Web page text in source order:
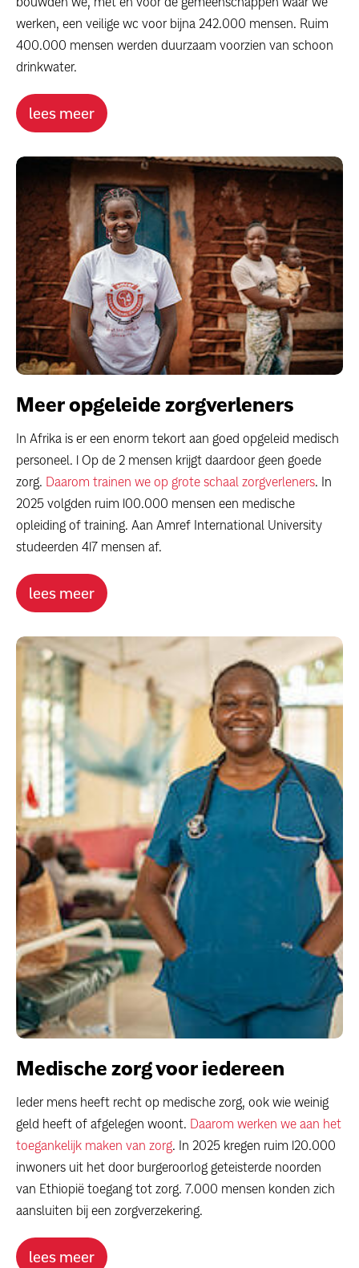
werken, een veilige wc voor bijna 242.000 mensen. Ruim
400.000 mensen werden duurzaam voorzien van schoon
drinkwater.
lees meer
Meer opgeleide zorgverleners
In Afrika is er een enorm tekort aan goed opgeleid medisch
personeel. 1 Op de 2 mensen krijgt daardoor geen goede
zorg. Daarom trainen we op grote schaal zorgverleners. In
2025 volgden ruim 100.000 mensen een medische
opleiding of training. Aan Amref International University
studeerden 417 mensen af.
lees meer
Medische zorg voor iedereen
Ieder mens heeft recht op medische zorg, ook wie weinig
geld heeft of afgelegen woont. Daarom werken we aan het
toegankelijk maken van zorg. In 2025 kregen ruim 120.000
inwoners uit het door burgeroorlog geteisterde noorden
van Ethiopië toegang tot zorg. 7.000 mensen konden zich
aansluiten bij een zorgverzekering.
lees meer